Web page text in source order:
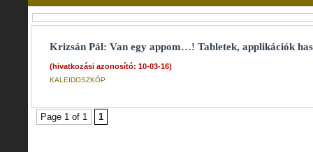
Krizsán Pál: Van egy appom…! Tabletek, applikációk
(hivatkozási azonosító: 10-03-16)
KALEIDOSZKÓP
Page 1 of 1 1